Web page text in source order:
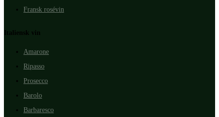
Fransk rosévin
Italiensk vin
Amarone
Ripasso
Prosecco
Barolo
Barbaresco